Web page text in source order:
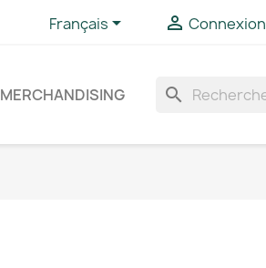
Français  Connexion
MERCHANDISING search